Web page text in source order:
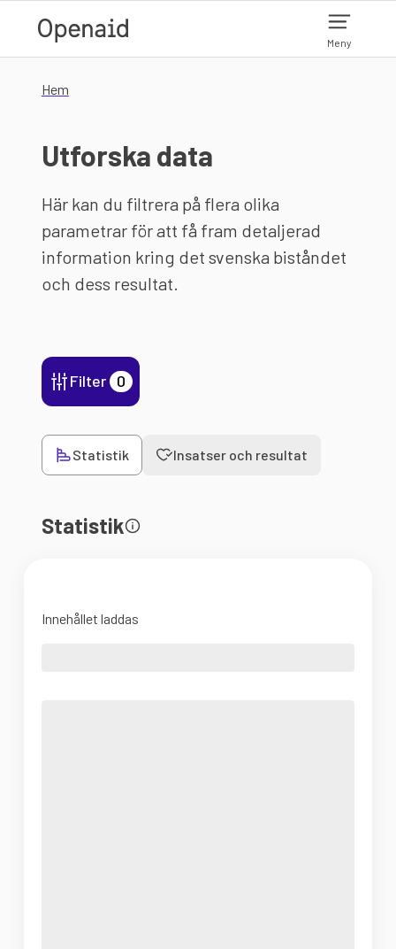
Meny
Hem
Utforska data
Här kan du filtrera på flera olika
parametrar för att få fram detaljerad
information kring det svenska biståndet
och dess resultat.
Filter 0
Statistik Insatser och resultat
Statistik
Innehållet laddas